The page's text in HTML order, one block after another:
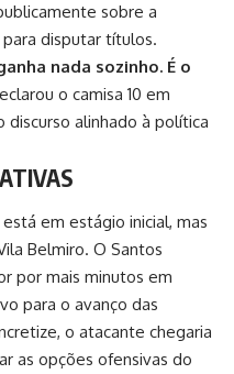
sobre a
disputar títulos.
nada sozinho. É o
o camisa 10 em
alinhado à política
em estágio inicial, mas
Belmiro. O Santos
por mais minutos em
para o avanço das
o atacante chegaria
as opções ofensivas do